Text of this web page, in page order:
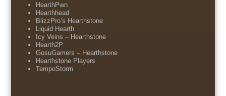
HearthPwn
Hearthhead
BlizzPro’s Hearthstone
Liquid Hearth
Icy Veins – Hearthstone
Hearth2P
GosuGamers – Hearthstone
Hearthstone Players
TempoStorm